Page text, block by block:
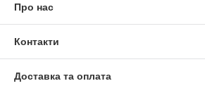
Про нас
Контакти
Доставка та оплата